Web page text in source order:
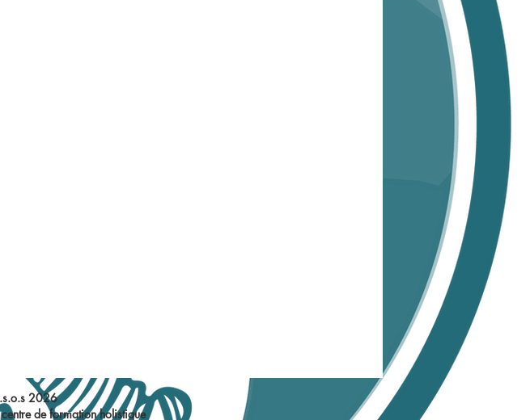
2026
de formation holistique